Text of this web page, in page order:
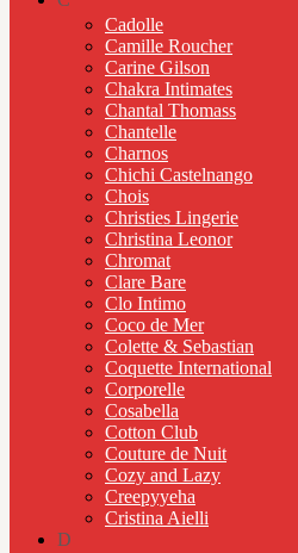
Cadolle
Camille Roucher
Carine Gilson
Chakra Intimates
Chantal Thomass
Chantelle
Charnos
Chichi Castelnango
Chois
Christies Lingerie
Christina Leonor
Chromat
Clare Bare
Clo Intimo
Coco de Mer
Colette & Sebastian
Coquette International
Corporelle
Cosabella
Cotton Club
Couture de Nuit
Cozy and Lazy
Creepyyeha
Cristina Aielli
D